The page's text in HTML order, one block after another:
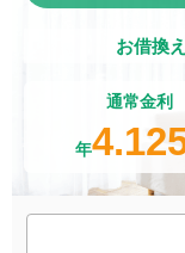
お借換
通常金利
年